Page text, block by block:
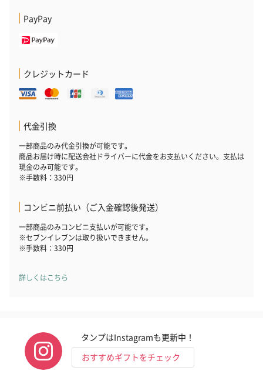
キャンドル・お香を同梱してお届けいたします。
ンセンススティック
（END）（880円）
ンセンススティック
（St.OSMANTHUS）
（880円）
おつまみ・その他
PayPay
クレジットカード
代金引換
一部商品のみ代金引換が可能です。
商品お届け時に配送会社ドライバーに代金をお支払いください。支払は
現金のみ可能です。
※手数料：330円
コンビニ前払い（ご入金確認後発送）
一部商品のみコンビニ支払いが可能です。
※セブンイレブンは取り扱いできません。
※手数料：330円
詳しくはこちら
タンプはInstagramも更新中！
おすすめギフトをチェック